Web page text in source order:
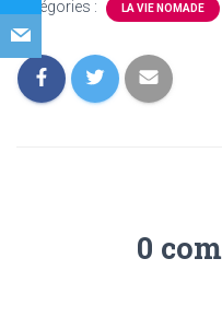
Catégories : LA VIE NOMADE
0